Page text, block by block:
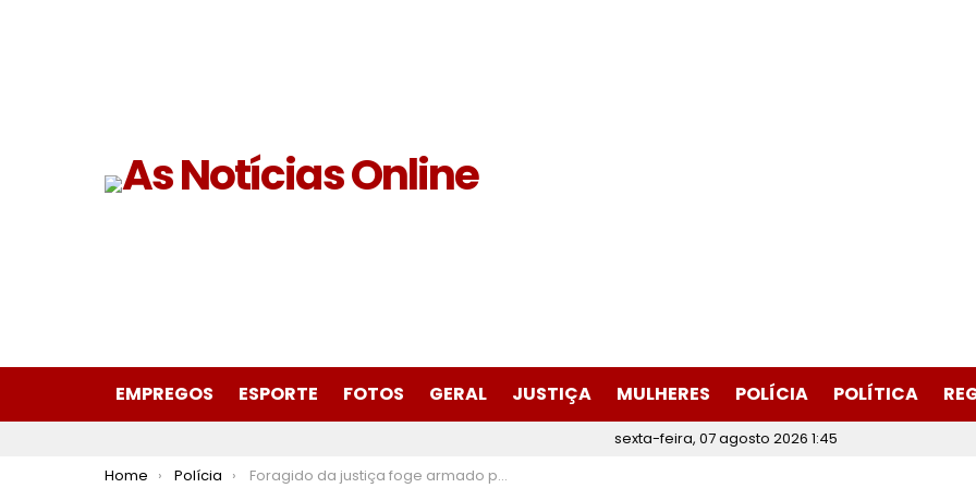
EMPREGOS ESPORTE FOTOS GERAL JUSTIÇA MULHERES POLÍCIA POLÍTICA
sexta-feira, 07 agosto 2026 1:45
You are here:
Home Polícia Foragido da justiça foge armado pela BR-381 e acaba morto durante confronto com a PM em São Gonçalo do Rio Abaixo